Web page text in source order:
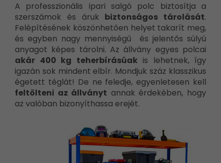
A professzionális ipari salgó polc biztosítja a
szerszámok és áruk biztonságos tárolását.
Felépítésének köszönhetően helyet takarít meg,
és egyben nagy mennyiségű és jelentős súlyú
anyagot képes tárolni. Az állvány egyes polcai
akár 400 kg teherbírásúakis lehetnek, így
igazán sok mindent elbír. Mondjuk száz klasszikus
égetett téglát! De ne feledje, egyenletesen kell
feltölteni az állványt annak érdekében, hogy
az valóban bizonyíthassa erejét.